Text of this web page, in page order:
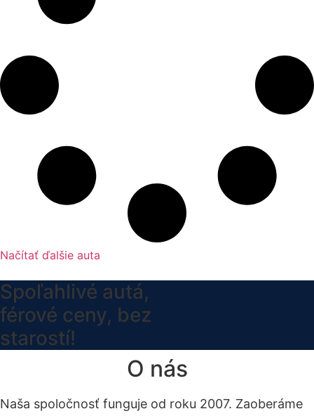
Načítať ďalšie auta
Spoľahlivé autá,
férové ceny, bez
starostí!
O nás
Naša spoločnosť funguje od roku 2007. Zaoberáme